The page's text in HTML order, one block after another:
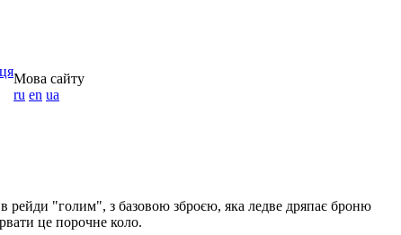
Мова сайту
ru en ua
рейди "голим", з базовою зброєю, яка ледве дряпає броню
це порочне коло.